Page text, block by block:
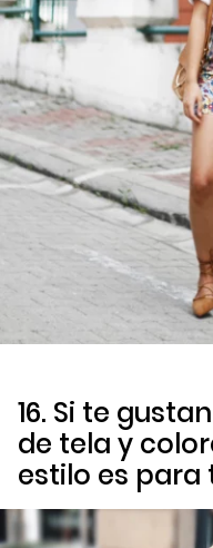
16. Si te
de tela y
estilo es para